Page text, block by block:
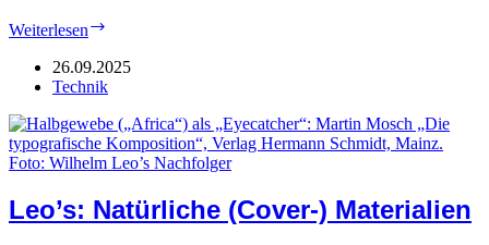
Weiterlesen
„slim“-
Folienträger
26.09.2025
Technik
Leo’s: Natürliche (Cover-) Materialien